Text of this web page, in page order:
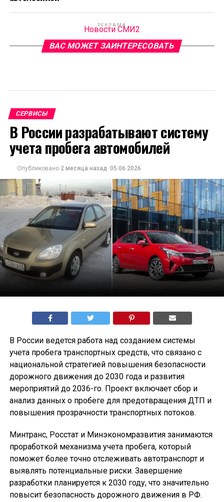
РЕКЛАМА
Новости СМИ2
ВАС МОЖЕТ ЗАИНТЕРЕСОВАТЬ
СЕРВИСЫ
В России разрабатывают систему
учета пробега автомобилей
Опубликовано 2 месяца назад 05.06.2026
В России ведется работа над созданием системы
учета пробега транспортных средств, что связано с
национальной стратегией повышения безопасности
дорожного движения до 2030 года и развития
мероприятий до 2036-го. Проект включает сбор и
анализ данных о пробеге для предотвращения ДТП и
повышения прозрачности транспортных потоков.
Минтранс, Росстат и Минэкономразвития занимаются
проработкой механизма учета пробега, который
поможет более точно отслеживать автотранспорт и
выявлять потенциальные риски. Завершение
разработки планируется к 2030 году, что значительно
повысит безопасность дорожного движения в РФ.